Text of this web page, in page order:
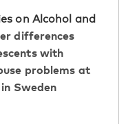
on Alcohol and
differences
with
problems at
Sweden